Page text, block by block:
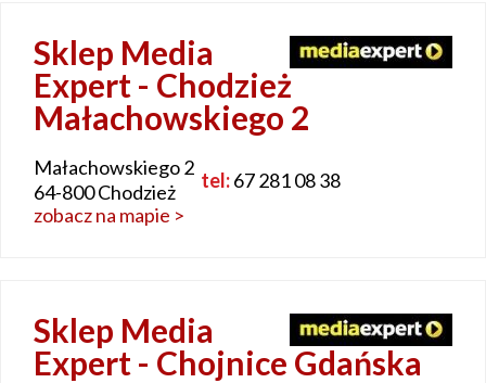
Sklep Media
Expert - Chodzież
Małachowskiego 2
Małachowskiego 2
64-800 Chodzież
tel:67 281 08 38
zobacz na mapie >
Sklep Media
Expert - Chojnice Gdańska